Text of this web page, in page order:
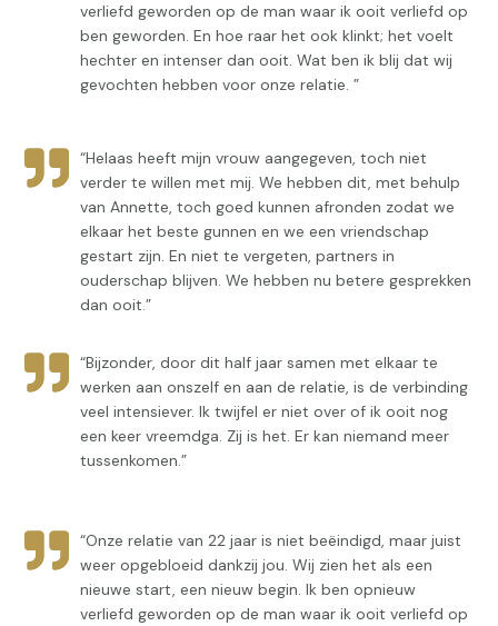
verliefd geworden op de man waar ik ooit verliefd op
ben geworden. En hoe raar het ook klinkt; het voelt
hechter en intenser dan ooit. Wat ben ik blij dat wij
gevochten hebben voor onze relatie. ”
“Helaas heeft mijn vrouw aangegeven, toch niet
verder te willen met mij. We hebben dit, met behulp
van Annette, toch goed kunnen afronden zodat we
elkaar het beste gunnen en we een vriendschap
gestart zijn. En niet te vergeten, partners in
ouderschap blijven. We hebben nu betere gesprekken
dan ooit.”
“Bijzonder, door dit half jaar samen met elkaar te
werken aan onszelf en aan de relatie, is de verbinding
veel intensiever. Ik twijfel er niet over of ik ooit nog
een keer vreemdga. Zij is het. Er kan niemand meer
tussenkomen.”
“Onze relatie van 22 jaar is niet beëindigd, maar juist
weer opgebloeid dankzij jou. Wij zien het als een
nieuwe start, een nieuw begin. Ik ben opnieuw
verliefd geworden op de man waar ik ooit verliefd op